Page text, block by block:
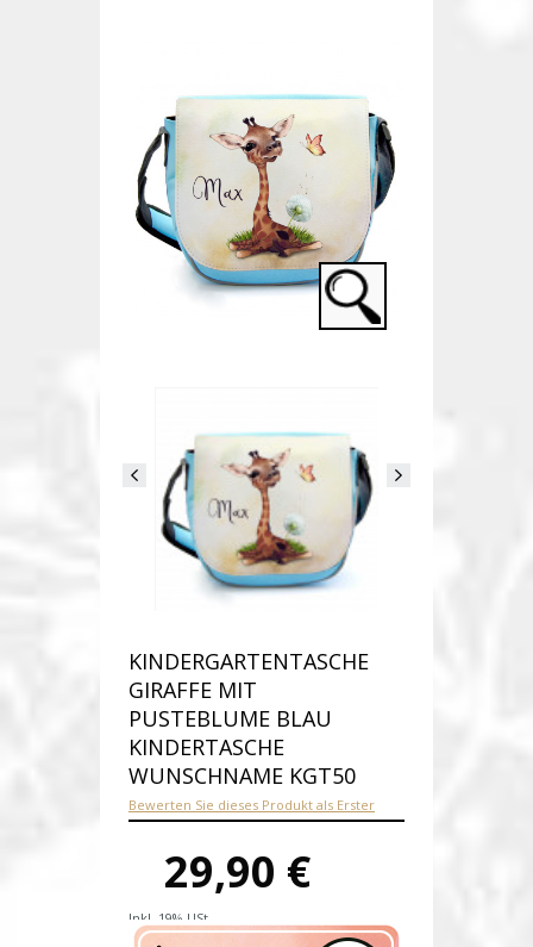
KINDERGARTENTASCHE
GIRAFFE MIT
PUSTEBLUME BLAU
KINDERTASCHE
WUNSCHNAME KGT50
Bewerten Sie dieses Produkt als Erster
29,90 €
Inkl. 19% USt.
Versandkosten